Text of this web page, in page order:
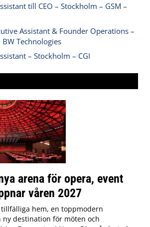
till CEO – Stockholm – GSM –
Assistant & Founder Operations –
Technologies
– Stockholm – CGI
arena för opera, event
våren 2027
hem, en toppmodern
ny destination för möten och